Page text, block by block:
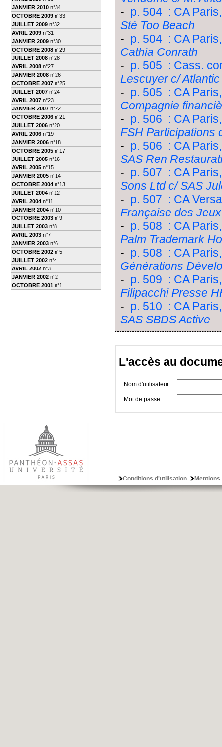
JANVIER 2010 n°34
OCTOBRE 2009 n°33
JUILLET 2009 n°32
AVRIL 2009 n°31
JANVIER 2009 n°30
OCTOBRE 2008 n°29
JUILLET 2008 n°28
AVRIL 2008 n°27
JANVIER 2008 n°26
OCTOBRE 2007 n°25
JUILLET 2007 n°24
AVRIL 2007 n°23
JANVIER 2007 n°22
OCTOBRE 2006 n°21
JUILLET 2006 n°20
AVRIL 2006 n°19
JANVIER 2006 n°18
OCTOBRE 2005 n°17
JUILLET 2005 n°16
AVRIL 2005 n°15
JANVIER 2005 n°14
OCTOBRE 2004 n°13
JUILLET 2004 n°12
AVRIL 2004 n°11
JANVIER 2004 n°10
OCTOBRE 2003 n°9
JUILLET 2003 n°8
AVRIL 2003 n°7
JANVIER 2003 n°6
OCTOBRE 2002 n°5
JUILLET 2002 n°4
AVRIL 2002 n°3
JANVIER 2002 n°2
OCTOBRE 2001 n°1
- p. 504 : CA
Sté Too Beach
- p. 504 : CA
Cathia Conrath
- p. 505 : Cass.
Lescuyer c/
- p. 505 : CA
Compagnie
- p. 506 : CA
FSH Participations
- p. 506 : CA
SAS Ren
- p. 507 : CA
Sons Ltd c/ SAS
- p. 507 : CA
Française des
- p. 508 : CA
Palm Trademark
- p. 508 : CA
Générations
- p. 509 : CA
Filipacchi Presse
- p. 510 : CA
SAS SBDS Active
L'accès au
Nom d'utilisateur :
Mot de passe:
Conditions d'utilisation Mentions